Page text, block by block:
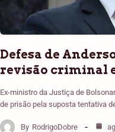
Defesa de
revisão criminal
Ex-ministro da Justiça de
de prisão pela suposta tentativa
By RodrigoDobre